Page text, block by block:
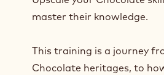
master their knowledge.
This training is a journey
Chocolate heritages, to